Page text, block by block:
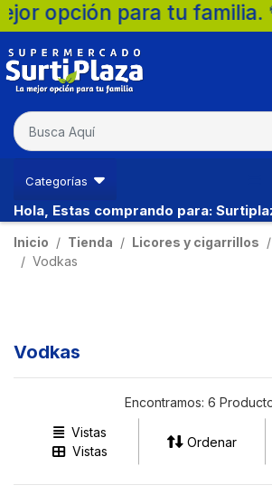
💚 🛒
Categorías
Hola, Estas comprando para:
Inicio Tienda Licores y cigarrillos
Vodkas
Vodkas
Encontramos: 6
Vistas
Vistas
Ordenar